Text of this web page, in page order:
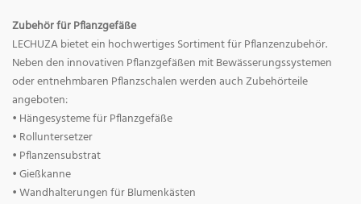
Zubehör für Pflanzgefäße
LECHUZA bietet ein hochwertiges Sortiment für Pflanzenzubehör.
Neben den innovativen Pflanzgefäßen mit Bewässerungssystemen
oder entnehmbaren Pflanzschalen werden auch Zubehörteile
angeboten:
• Hängesysteme für Pflanzgefäße
• Rolluntersetzer
• Pflanzensubstrat
• Gießkanne
• Wandhalterungen für Blumenkästen